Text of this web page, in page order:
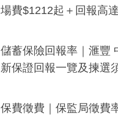
場費$1212起＋回報高
儲蓄保險回報率｜滙豐
新保證回報一覽及揀選
保費徵費｜保監局徵費